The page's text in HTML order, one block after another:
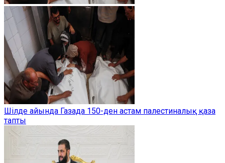
Шілде айында Газада 150-ден астам палестиналық қаза
тапты